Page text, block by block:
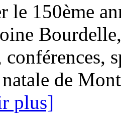
le 150ème
conférences,
de
plus]